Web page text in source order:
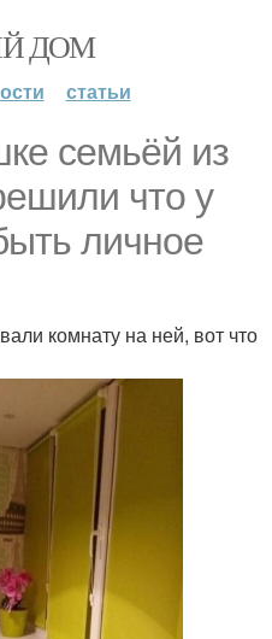
ДОМ
статьи
семьёй из
что у
личное
комнату на ней, вот что